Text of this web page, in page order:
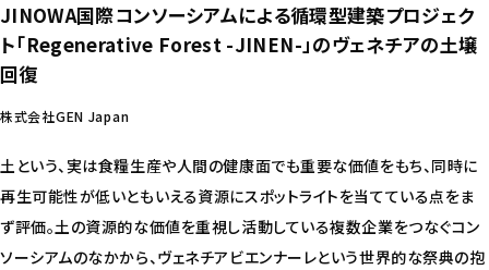
JINOWA国際コンソーシアムによる循環型建築プロジェク
ト「Regenerative Forest -JINEN-」のヴェネチアの土壌
回復
株式会社GEN Japan
土という、実は食糧生産や人間の健康面でも重要な価値をもち、同時に
再生可能性が低いともいえる資源にスポットライトを当てている点をま
ず評価。土の資源的な価値を重視し活動している複数企業をつなぐコン
ソーシアムのなかから、ヴェネチアビエンナーレという世界的な祭典の抱